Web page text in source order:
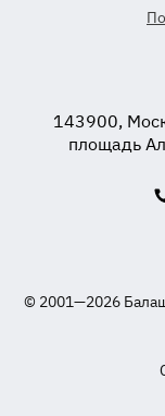
143900,
площадь
© 2001—2026